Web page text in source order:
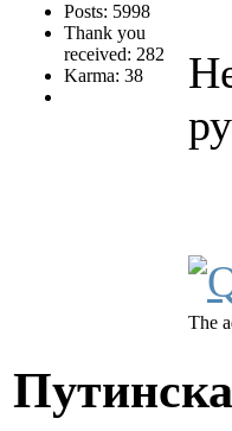
Posts: 5998
Thank you
received: 282
Karma: 38
The